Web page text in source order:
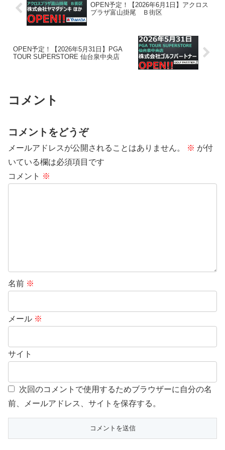
OPEN予定！【2026年6月1日】アクロス
プラザ富山掛尾 Ｂ街区
OPEN予定！【2026年5月31日】PGA
TOUR SUPERSTORE 仙台泉中央店
コメント
コメントをどうぞ
メールアドレスが公開されることはありません。 ※ が付
いている欄は必須項目です
コメント ※
名前 ※
メール ※
サイト
次回のコメントで使用するためブラウザーに自分の名
前、メールアドレス、サイトを保存する。